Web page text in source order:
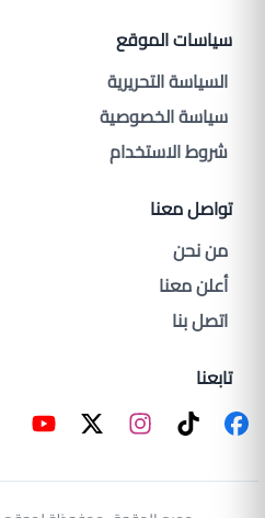
سياسات الموقع
السياسة التحريرية
سياسة الخصوصية
شروط الاستخدام
تواصل معنا
من نحن
أعلن معنا
اتصل بنا
تابعنا